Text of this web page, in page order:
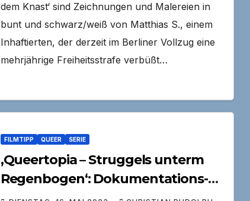
dem Knast‘ sind Zeichnungen und Malereien in
bunt und schwarz/weiß von Matthias S., einem
Inhaftierten, der derzeit im Berliner Vollzug eine
mehrjährige Freiheitsstrafe verbüßt…
FILMTIPP QUEER SERIE
‚Queertopia – Struggels unterm
Regenbogen‘: Dokumentations-